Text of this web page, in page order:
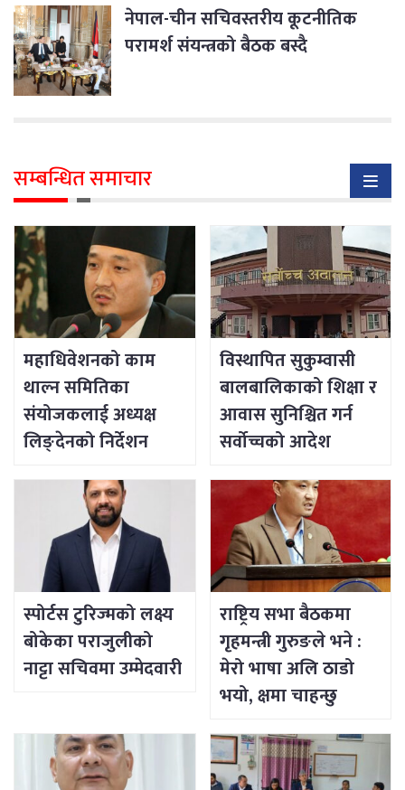
नेपाल-चीन सचिवस्तरीय कूटनीतिक
परामर्श संयन्त्रको बैठक बस्दै
सम्बन्धित समाचार
महाधिवेशनको काम
थाल्न समितिका
संयोजकलाई अध्यक्ष
लिङ्देनको निर्देशन
विस्थापित सुकुम्वासी
बालबालिकाको शिक्षा र
आवास सुनिश्चित गर्न
सर्वोच्चको आदेश
स्पोर्टस टुरिज्मको लक्ष्य
बोकेका पराजुलीको
नाट्टा सचिवमा उम्मेदवारी
राष्ट्रिय सभा बैठकमा
गृहमन्त्री गुरुङले भने :
मेरो भाषा अलि ठाडो
भयो, क्षमा चाहन्छु